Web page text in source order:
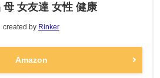
母 女友達 女性 健康
created by Rinker
Amazon